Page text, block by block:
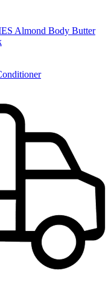
Almond Body Butter